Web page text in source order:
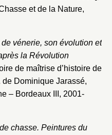
et de la Nature,
vénerie, son évolution et
la Révolution
de maîtrise d’histoire de
de Dominique Jarassé,
– Bordeaux III, 2001-
chasse. Peintures du